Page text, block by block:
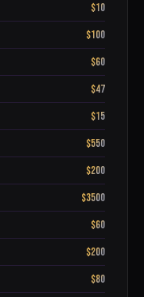
$10
$100
$60
$47
$15
$550
$200
$3500
$60
$200
$80